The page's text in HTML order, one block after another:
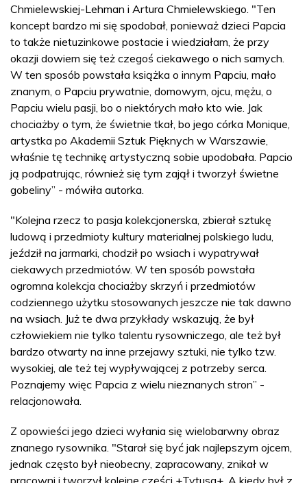
Chmielewskiej-Lehman i Artura Chmielewskiego. "Ten
koncept bardzo mi się spodobał, ponieważ dzieci Papcia
to także nietuzinkowe postacie i wiedziałam, że przy
okazji dowiem się też czegoś ciekawego o nich samych.
W ten sposób powstała książka o innym Papciu, mało
znanym, o Papciu prywatnie, domowym, ojcu, mężu, o
Papciu wielu pasji, bo o niektórych mało kto wie. Jak
chociażby o tym, że świetnie tkał, bo jego córka Monique,
artystka po Akademii Sztuk Pięknych w Warszawie,
właśnie tę technikę artystyczną sobie upodobała. Papcio
ją podpatrując, również się tym zajął i tworzył świetne
gobeliny” - mówiła autorka.
"Kolejna rzecz to pasja kolekcjonerska, zbierał sztukę
ludową i przedmioty kultury materialnej polskiego ludu,
jeździł na jarmarki, chodził po wsiach i wypatrywał
ciekawych przedmiotów. W ten sposób powstała
ogromna kolekcja chociażby skrzyń i przedmiotów
codziennego użytku stosowanych jeszcze nie tak dawno
na wsiach. Już te dwa przykłady wskazują, że był
człowiekiem nie tylko talentu rysowniczego, ale też był
bardzo otwarty na inne przejawy sztuki, nie tylko tzw.
wysokiej, ale też tej wypływającej z potrzeby serca.
Poznajemy więc Papcia z wielu nieznanych stron” -
relacjonowała.
Z opowieści jego dzieci wyłania się wielobarwny obraz
znanego rysownika. "Starał się być jak najlepszym ojcem,
jednak często był nieobecny, zapracowany, znikał w
pracowni i tworzył kolejne części +Tytusa+. A kiedy był z